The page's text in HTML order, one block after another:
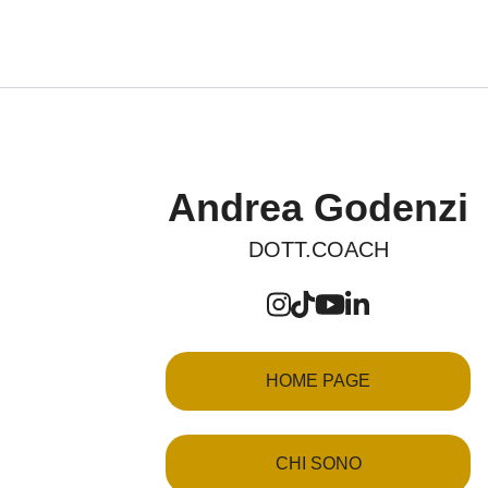
Andrea Godenzi
DOTT.COACH
HOME PAGE
CHI SONO